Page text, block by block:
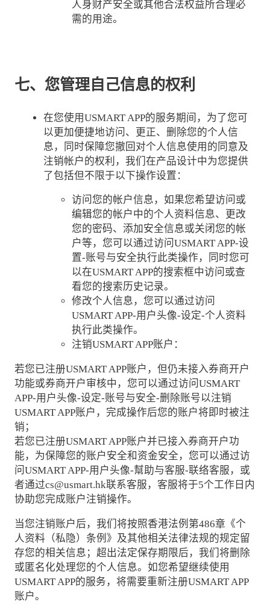
人身财产安全或其他合法权益所合理必
需的用途。
七、您管理自己信息的权利
在您使用USMART APP的服务期间，为了您可
以更加便捷地访问、更正、删除您的个人信
息，同时保障您撤回对个人信息使用的同意及
注销帐户的权利，我们在产品设计中为您提供
了包括但不限于以下操作设置：
访问您的帐户信息，如果您希望访问或
编辑您的帐户中的个人资料信息、更改
您的密码、添加安全信息或关闭您的帐
户等，您可以通过访问USMART APP-设
置-账号与安全执行此类操作，同时您可
以在USMART APP的搜索框中访问或查
看您的搜索历史记录。
修改个人信息，您可以通过访问
USMART APP-用户头像-设定-个人资料
执行此类操作。
注销USMART APP账户：
若您已注册USMART APP账户，但仍未接入券商开户
功能或券商开户审核中，您可以通过访问USMART
APP-用户头像-设定-账号与安全-删除账号以注销
USMART APP账户，完成操作后您的账户将即时被注
销；
若您已注册USMART APP账户并已接入券商开户功
能，为保障您的账户安全和资金安全，您可以通过访
问USMART APP-用户头像-幫助与客服-联络客服，或
者通过cs@usmart.hk联系客服，客服将于5个工作日内
协助您完成账户注销操作。
当您注销账户后，我们将按照香港法例第486章《个
人资料（私隐）条例》及其他相关法律法规的规定留
存您的相关信息；超出法定保存期限后，我们将删除
或匿名化处理您的个人信息。如您希望继续使用
USMART APP的服务，将需要重新注册USMART APP
账户。